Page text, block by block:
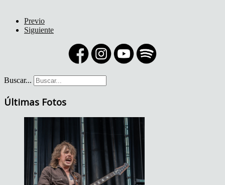
Previo
Siguiente
Buscar...
Últimas Fotos